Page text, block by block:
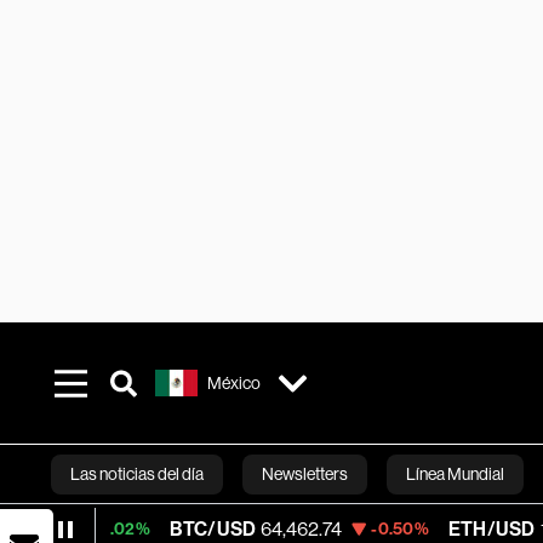
México
Las noticias del día Newsletters Línea Mundial
Bloomberg
BTC/USD 64,462.74 -0.50% ETH/USD